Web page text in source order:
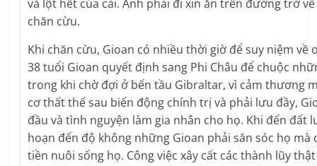
và lột hết của cải. Anh phải đi xin ăn trên đường trở
chăn cừu.
Khi chăn cừu, Gioan có nhiều thời giờ để suy niệm về
38 tuổi Gioan quyết định sang Phi Châu để chuộc
trong khi chờ đợi ở bến tầu Gibraltar, vì cảm thương
cơ thất thế sau biến động chính trị và phải lưu đầy,
đầu và tình nguyện làm gia nhân cho họ. Khi đến đất
hoạn đến độ không những Gioan phải săn sóc họ mà
tiền nuôi sống họ. Công việc xây cất các thành lũy